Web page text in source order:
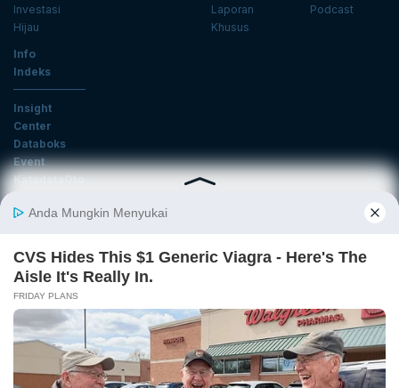
Investasi
Hijau
Laporan
Khusus
Podcast
Info
Indeks
Insight
Center
Databoks
Event
KatadataOto
Email
Daftar
Tentang Katadata Advertising Karier Pedoman Media Siber